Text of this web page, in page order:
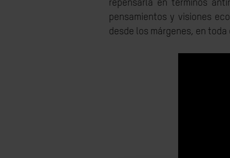
repensarla en términos
pensamientos y visiones
desde los márgenes, en